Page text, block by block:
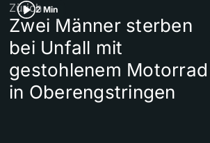
2 Min
Zürich
Zwei Männer sterben
bei Unfall mit
gestohlenem Motorrad
in Oberengstringen